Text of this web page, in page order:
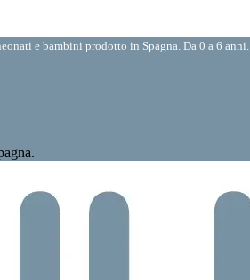
e bambini prodotto in Spagna. Da 0 a 6 anni.